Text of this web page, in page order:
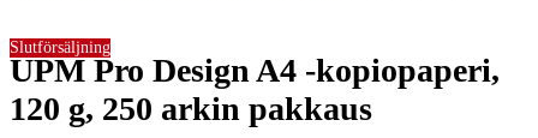
UPM Pro Design A4 -kopiopaperi,
120 g, 250 arkin pakkaus
Slutförsäljning